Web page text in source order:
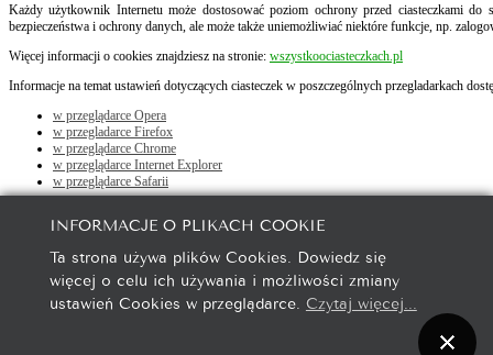
Każdy użytkownik Internetu może dostosować poziom ochrony przed ciasteczkami
bezpieczeństwa i ochrony danych, ale może także uniemożliwiać niektóre funkcje, np.
Więcej informacji o cookies znajdziesz na stronie: wszystkoociasteczkach.pl
Informacje na temat ustawień dotyczących ciasteczek w poszczególnych przegladarkach
w przeglądarce Opera
w przegladarce Firefox
w przeglądarce Chrome
w przeglądarce Internet Explorer
w przeglądarce Safarii
nast. »
- reset| RTL
INFORMACJE O PLIKACH COOKIE
Ta strona używa plików Cookies. Dowiedz się
więcej o celu ich używania i możliwości zmiany
ustawień Cookies w przeglądarce. Czytaj więcej...